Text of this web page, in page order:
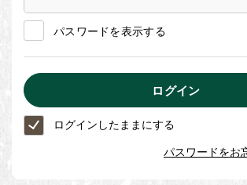
パスワードを表示する
ログインしたままにする
パスワードをお